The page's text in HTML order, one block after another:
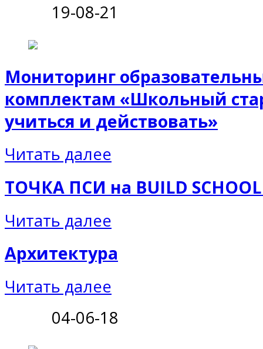
19-08-21
Мониторинг
комплектам «Школьный
учиться и действовать»
Читать далее
ТОЧКА ПСИ на BUILD SCHOOL
Читать далее
Архитектура
Читать далее
04-06-18